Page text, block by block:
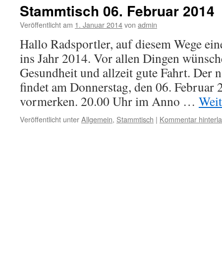
Stammtisch 06. Februar 2014
Veröffentlicht am 1. Januar 2014von admin
Hallo Radsportler, auf diesem Wege
ins Jahr 2014. Vor allen Dingen
Gesundheit und allzeit gute Fahrt. Der
findet am Donnerstag, den 06. Februar
vormerken. 20.00 Uhr im Anno …
Veröffentlicht unterAllgemein, Stammtisch | Kommentar